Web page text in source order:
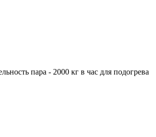
пара - 2000 кг в час для подогрева